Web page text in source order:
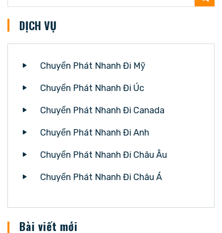
DỊCH VỤ
Chuyển Phát Nhanh Đi Mỹ
Chuyển Phát Nhanh Đi Úc
Chuyển Phát Nhanh Đi Canada
Chuyển Phát Nhanh Đi Anh
Chuyển Phát Nhanh Đi Châu Âu
Chuyển Phát Nhanh Đi Châu Á
Bài viết mới